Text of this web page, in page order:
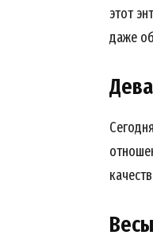
этот
даже